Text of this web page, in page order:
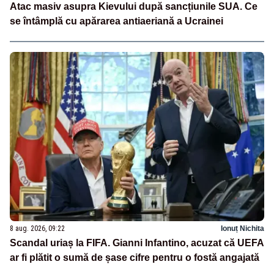
Atac masiv asupra Kievului după sancțiunile SUA. Ce
se întâmplă cu apărarea antiaeriană a Ucrainei
8 aug. 2026, 09:22 Ionuț Nichita
Scandal uriaș la FIFA. Gianni Infantino, acuzat că UEFA
ar fi plătit o sumă de șase cifre pentru o fostă angajată